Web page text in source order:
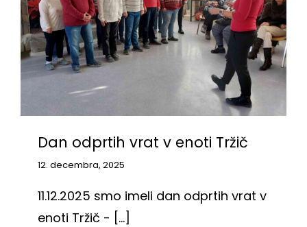
Dan odprtih vrat v enoti Tržič
12. decembra, 2025
11.12.2025 smo imeli dan odprtih vrat v
enoti Tržič - [...]